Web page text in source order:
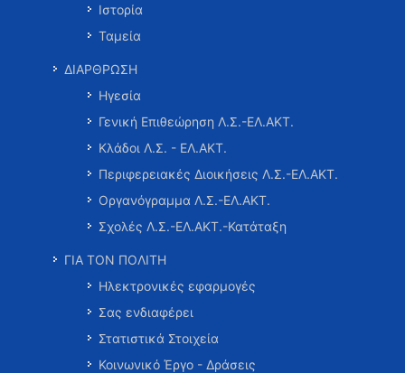
Ιστορία
Ταμεία
ΔΙΑΡΘΡΩΣΗ
Ηγεσία
Γενική Επιθεώρηση Λ.Σ.-ΕΛ.ΑΚΤ.
Κλάδοι Λ.Σ. - ΕΛ.ΑΚΤ.
Περιφερειακές Διοικήσεις Λ.Σ.-ΕΛ.ΑΚΤ.
Οργανόγραμμα Λ.Σ.-ΕΛ.ΑΚΤ.
Σχολές Λ.Σ.-ΕΛ.ΑΚΤ.-Κατάταξη
ΓΙΑ ΤΟΝ ΠΟΛΙΤΗ
Ηλεκτρονικές εφαρμογές
Σας ενδιαφέρει
Στατιστικά Στοιχεία
Κοινωνικό Έργο - Δράσεις